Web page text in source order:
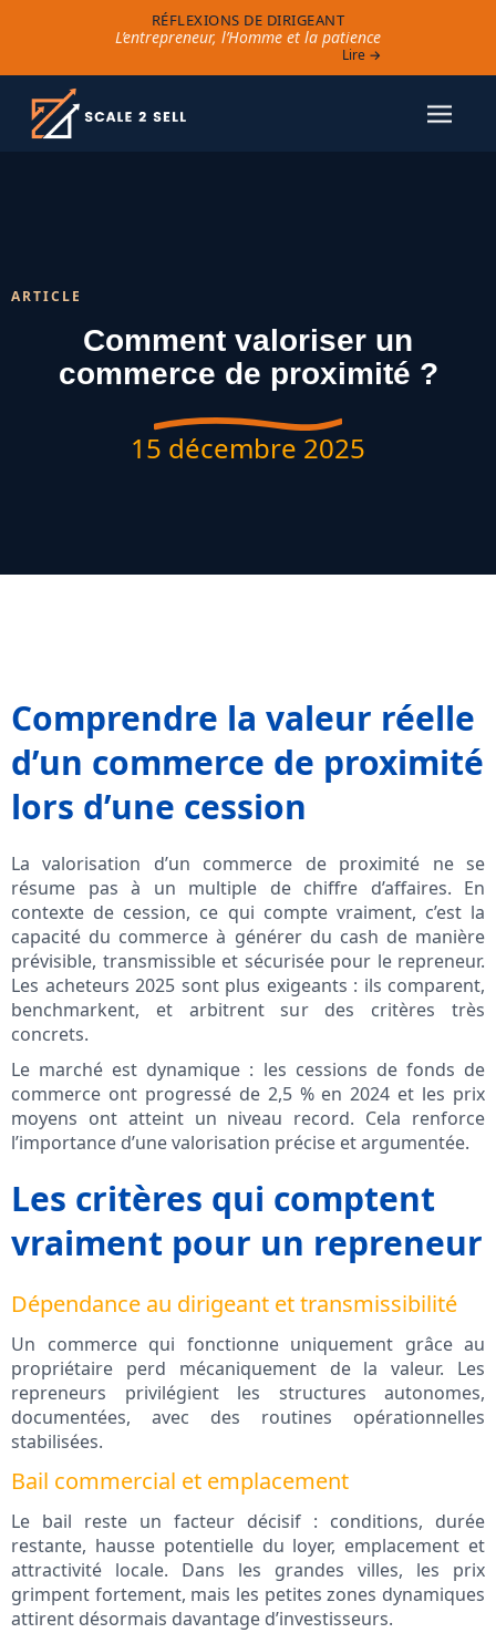
RÉFLEXIONS DE DIRIGEANT
L’entrepreneur, l’Homme et la patience
Lire →
ARTICLE
Comment valoriser un
commerce de proximité ?
15 décembre 2025
Comprendre la valeur réelle
d’un commerce de proximité
lors d’une cession
La valorisation d’un commerce de proximité ne se
résume pas à un multiple de chiffre d’affaires. En
contexte de cession, ce qui compte vraiment, c’est la
capacité du commerce à générer du cash de manière
prévisible, transmissible et sécurisée pour le repreneur.
Les acheteurs 2025 sont plus exigeants : ils comparent,
benchmarkent, et arbitrent sur des critères très
concrets.
Le marché est dynamique : les cessions de fonds de
commerce ont progressé de 2,5 % en 2024 et les prix
moyens ont atteint un niveau record. Cela renforce
l’importance d’une valorisation précise et argumentée.
Les critères qui comptent
vraiment pour un repreneur
Dépendance au dirigeant et transmissibilité
Un commerce qui fonctionne uniquement grâce au
propriétaire perd mécaniquement de la valeur. Les
repreneurs privilégient les structures autonomes,
documentées, avec des routines opérationnelles
stabilisées.
Bail commercial et emplacement
Le bail reste un facteur décisif : conditions, durée
restante, hausse potentielle du loyer, emplacement et
attractivité locale. Dans les grandes villes, les prix
grimpent fortement, mais les petites zones dynamiques
attirent désormais davantage d’investisseurs.